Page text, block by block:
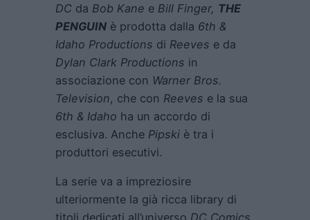
DC da Bob Kane e Bill Finger, THE
PENGUIN è prodotta dalla 6th &
Idaho Productions di Reeves e da
Dylan Clark Productions in
associazione con Warner Bros.
Television, che con Reeves e la sua
6th & Idaho ha un accordo di
esclusiva. Anche Pipski è tra i
produttori esecutivi.
La serie va a impreziosire
ulteriormente la già ricca library di